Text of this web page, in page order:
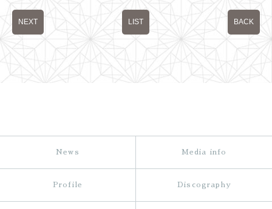
NEXT LIST BACK
News Media info
Profile Discography